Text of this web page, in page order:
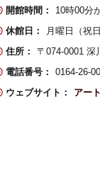
開館時間：
10時00分
休館日：
月曜日（祝
住所：
〒074-0001 深
電話番号：
0164-26-
ウェブサイト：
アー